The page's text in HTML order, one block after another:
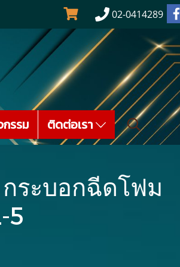
02-0414289
รรม ติดต่อเรา
ระบอกฉีดโฟม
5